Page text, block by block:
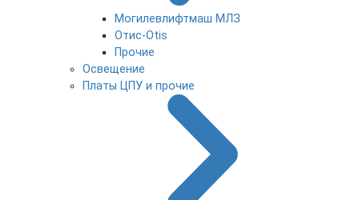
Могилевлифтмаш МЛЗ
Отис-Otis
Прочие
Освещение
Платы ЦПУ и прочие